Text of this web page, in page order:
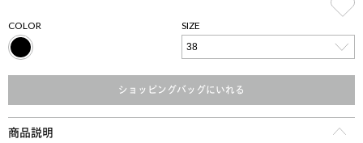
SIZE
COLOR
ショッピングバッグにいれる
商品説明